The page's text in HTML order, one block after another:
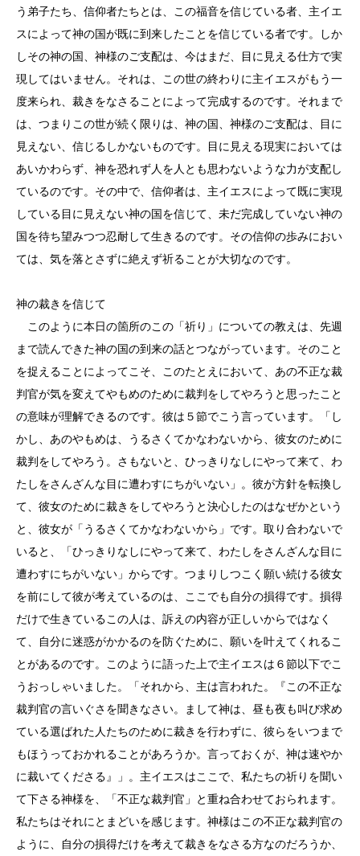
う弟子たち、信仰者たちとは、この福音を信じている者、主イエ
スによって神の国が既に到来したことを信じている者です。しか
しその神の国、神様のご支配は、今はまだ、目に見える仕方で実
現してはいません。それは、この世の終わりに主イエスがもう一
度来られ、裁きをなさることによって完成するのです。それまで
は、つまりこの世が続く限りは、神の国、神様のご支配は、目に
見えない、信じるしかないものです。目に見える現実においては
あいかわらず、神を恐れず人を人とも思わないような力が支配し
ているのです。その中で、信仰者は、主イエスによって既に実現
している目に見えない神の国を信じて、未だ完成していない神の
国を待ち望みつつ忍耐して生きるのです。その信仰の歩みにおい
ては、気を落とさずに絶えず祈ることが大切なのです。
神の裁きを信じて
このように本日の箇所のこの「祈り」についての教えは、先週
まで読んできた神の国の到来の話とつながっています。そのこと
を捉えることによってこそ、このたとえにおいて、あの不正な裁
判官が気を変えてやもめのために裁判をしてやろうと思ったこと
の意味が理解できるのです。彼は５節でこう言っています。「し
かし、あのやもめは、うるさくてかなわないから、彼女のために
裁判をしてやろう。さもないと、ひっきりなしにやって来て、わ
たしをさんざんな目に遭わすにちがいない」。彼が方針を転換し
て、彼女のために裁きをしてやろうと決心したのはなぜかという
と、彼女が「うるさくてかなわないから」です。取り合わないで
いると、「ひっきりなしにやって来て、わたしをさんざんな目に
遭わすにちがいない」からです。つまりしつこく願い続ける彼女
を前にして彼が考えているのは、ここでも自分の損得です。損得
だけで生きているこの人は、訴えの内容が正しいからではなく
て、自分に迷惑がかかるのを防ぐために、願いを叶えてくれるこ
とがあるのです。このように語った上で主イエスは６節以下でこ
うおっしゃいました。「それから、主は言われた。『この不正な
裁判官の言いぐさを聞きなさい。まして神は、昼も夜も叫び求め
ている選ばれた人たちのために裁きを行わずに、彼らをいつまで
もほうっておかれることがあろうか。言っておくが、神は速やか
に裁いてくださる』」。主イエスはここで、私たちの祈りを聞い
て下さる神様を、「不正な裁判官」と重ね合わせておられます。
私たちはそれにとまどいを感じます。神様はこの不正な裁判官の
ように、自分の損得だけを考えて裁きをなさる方なのだろうか、